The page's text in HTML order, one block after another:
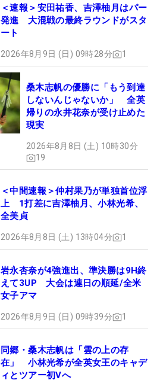
＜速報＞安田祐香、吉澤柚月はパー
発進 大混戦の最終ラウンドがスタ
ート
2026年8月9日 (日) 09時28分 1
桑木志帆の優勝に「もう到達
しないんじゃないか」 全英
帰りの永井花奈が受け止めた
現実
2026年8月8日 (土) 10時30分
19
＜中間速報＞仲村果乃が単独首位浮
上 1打差に吉澤柚月、小林光希、
全美貞
2026年8月8日 (土) 13時04分 1
岩永杏奈が4強進出、準決勝は9H終
えて3UP 大会は連日の順延/全米
女子アマ
2026年8月9日 (日) 09時39分 1
同郷・桑木志帆は「雲の上の存
在」 小林光希が全英女王のキャデ
ィとツアー初Vへ